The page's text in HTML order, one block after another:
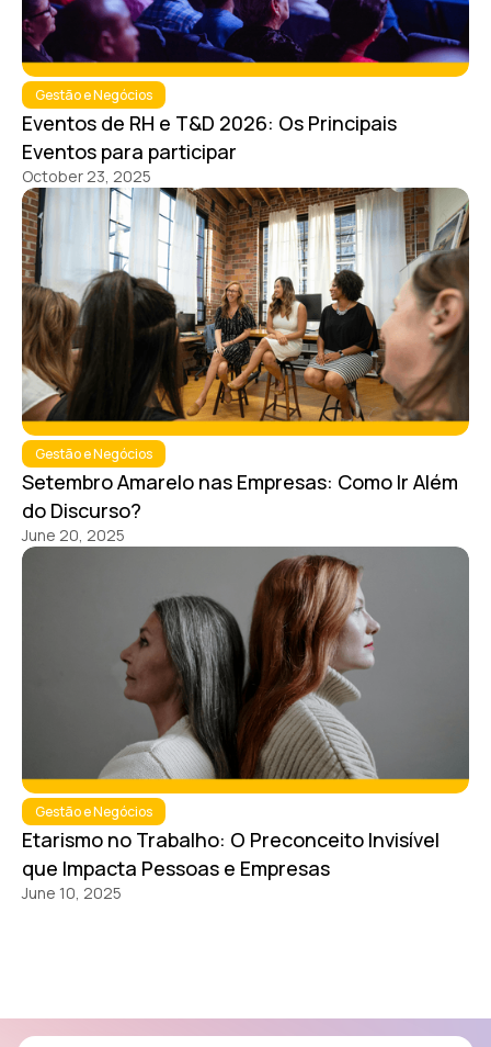
Gestão e Negócios
Eventos de RH e T&D 2026: Os Principais
Eventos para participar
October 23, 2025
Gestão e Negócios
Setembro Amarelo nas Empresas: Como Ir Além
do Discurso?
June 20, 2025
Gestão e Negócios
Etarismo no Trabalho: O Preconceito Invisível
que Impacta Pessoas e Empresas
June 10, 2025